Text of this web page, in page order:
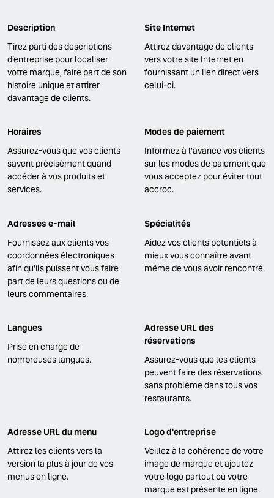
Description
Tirez parti des descriptions
d’entreprise pour localiser
votre marque, faire part de son
histoire unique et attirer
davantage de clients.
Site Internet
Attirez davantage de clients
vers votre site Internet en
fournissant un lien direct vers
celui-ci.
Horaires
Assurez-vous que vos clients
savent précisément quand
accéder à vos produits et
services.
Modes de paiement
Informez à l'avance vos clients
sur les modes de paiement que
vous acceptez pour éviter tout
accroc.
Adresses e-mail
Fournissez aux clients vos
coordonnées électroniques
afin qu'ils puissent vous faire
part de leurs questions ou de
leurs commentaires.
Spécialités
Aidez vos clients potentiels à
mieux vous connaître avant
même de vous avoir rencontré.
Langues
Prise en charge de
nombreuses langues.
Adresse URL des
réservations
Assurez-vous que les clients
peuvent faire des réservations
sans problème dans tous vos
restaurants.
Adresse URL du menu
Attirez les clients vers la
version la plus à jour de vos
menus en ligne.
Logo d'entreprise
Veillez à la cohérence de votre
image de marque et ajoutez
votre logo partout où votre
marque est présente en ligne.